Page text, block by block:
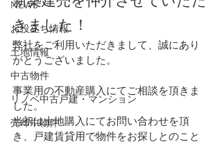
NEWS
お役立ち情報
土地情報
中古物件
リノベ中古戸建・マンション
売却中物件
きました！
弊社をご利用いただきまして、誠にあり
がとうございました。
事業用の不動産購入にてご相談を頂きま
した。
当初は土地購入にてお問い合わせを頂
き、戸建賃貸用で物件をお探しとのこと